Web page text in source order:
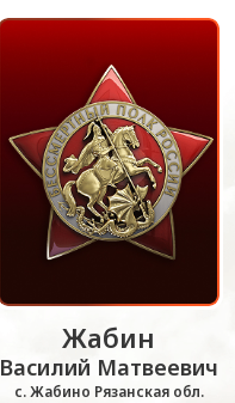
Жабин
Василий Матвеевич
с. Жабино Рязанская обл.